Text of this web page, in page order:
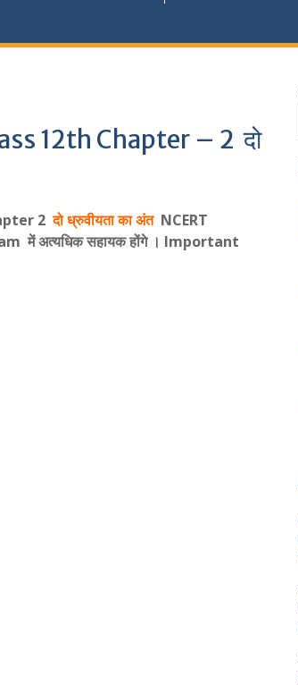
12th Chapter – 2 दो
2दो ध्रुवीयता का अंतNCERT
में अत्यधिक सहायक होंगे । Important